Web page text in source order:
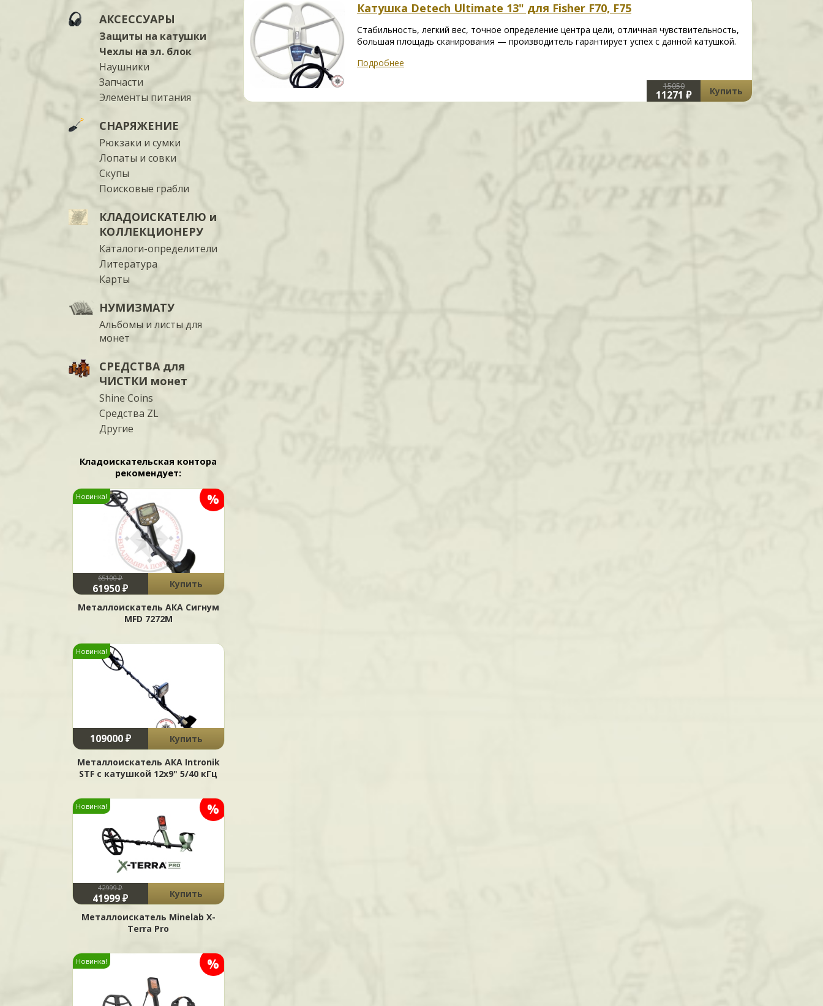
АКСЕССУАРЫ
Защиты на катушки
Чехлы на эл. блок
Наушники
Запчасти
Элементы питания
СНАРЯЖЕНИЕ
Рюкзаки и сумки
Лопаты и совки
Скупы
Поисковые грабли
КЛАДОИСКАТЕЛЮ и
КОЛЛЕКЦИОНЕРУ
Каталоги-определители
Литература
Карты
НУМИЗМАТУ
Альбомы и листы для
монет
СРЕДСТВА для
ЧИСТКИ монет
Shine Coins
Средства ZL
Другие
Кладоискательская контора
рекомендует:
%
Новинка!
65100 ₽
61950 ₽
Купить
Металлоискатель АКА Сигнум
MFD 7272М
Новинка!
109000 ₽
Купить
Металлоискатель АКА Intronik
STF c катушкой 12x9" 5/40 кГц
%
Новинка!
42999 ₽
41999 ₽
Купить
Металлоискатель Minelab X-
Terra Pro
%
Новинка!
Катушка Detech Ultimate 13" для Fisher F70, F75
Стабильность, легкий вес, точное определение центра цели, отличная чувствительность,
большая площадь сканирования — производитель гарантирует успех с данной катушкой.
Подробнее
15050
11271 ₽ Купить